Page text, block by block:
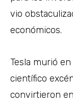
vio
económicos.
Tesla murió
científico
convirtieron